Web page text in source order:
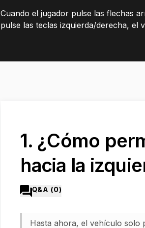
Cuando el jugador pulse las flechas
pulse las teclas izquierda/derecha, el
1. ¿Cómo
hacia la
Q&A (0)
Hasta ahora, el vehículo solo